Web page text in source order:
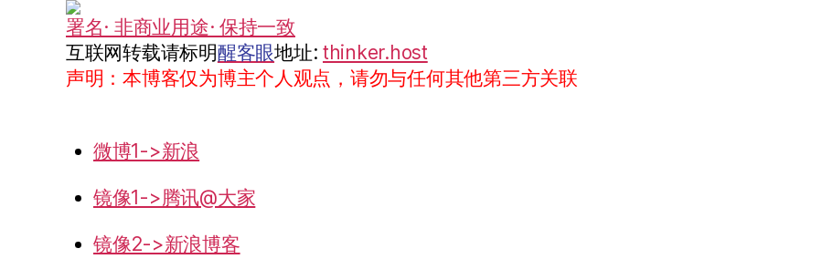
署名· 非商业用途· 保持一致
互联网转载请标明醒客眼地址: thinker.host
声明：本博客仅为博主个人观点，请勿与任何其他第三方关联
微博1->新浪
镜像1->腾讯@大家
镜像2->新浪博客